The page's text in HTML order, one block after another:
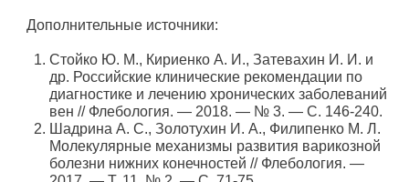
Дополнительные источники:
Cтойко Ю. М., Кириенко А. И., Затевахин И. И. и
др. Российские клинические рекомендации по
диагностике и лечению хронических заболеваний
вен // Флебология. — 2018. — № 3. — С. 146-240.
Шадрина А. С., Золотухин И. А., Филипенко М. Л.
Молекулярные механизмы развития варикозной
болезни нижних конечностей // Флебология. —